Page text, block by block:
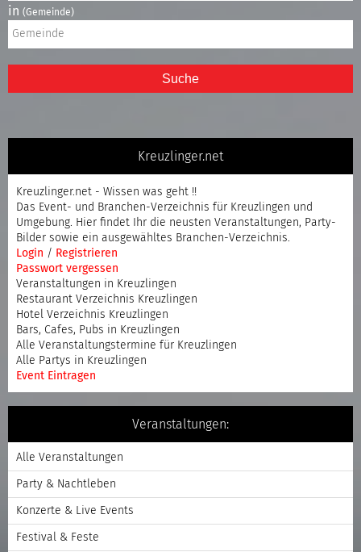
in (Gemeinde)
Suche
Kreuzlinger.net
Kreuzlinger.net - Wissen was geht !!
Das Event- und Branchen-Verzeichnis für Kreuzlingen und
Umgebung. Hier findet Ihr die neusten Veranstaltungen, Party-
Bilder sowie ein ausgewähltes Branchen-Verzeichnis.
Login / Registrieren
Passwort vergessen
Veranstaltungen in Kreuzlingen
Restaurant Verzeichnis Kreuzlingen
Hotel Verzeichnis Kreuzlingen
Bars, Cafes, Pubs in Kreuzlingen
Alle Veranstaltungstermine für Kreuzlingen
Alle Partys in Kreuzlingen
Event Eintragen
Veranstaltungen:
Alle Veranstaltungen
Party & Nachtleben
Konzerte & Live Events
Festival & Feste